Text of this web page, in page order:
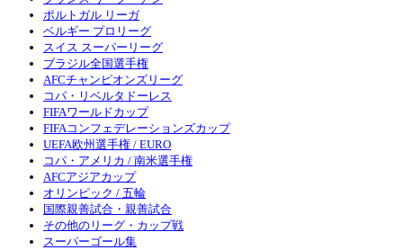
ポルトガル リーガ
ベルギー プロリーグ
スイス スーパーリーグ
ブラジル全国選手権
AFCチャンピオンズリーグ
コパ・リベルタドーレス
FIFAワールドカップ
FIFAコンフェデレーションズカップ
UEFA欧州選手権 / EURO
コパ・アメリカ / 南米選手権
AFCアジアカップ
オリンピック / 五輪
国際親善試合・親善試合
その他のリーグ・カップ戦
スーパーゴール集